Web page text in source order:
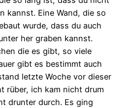
kannst. Eine Wand, die so
wurde, dass du auch
her graben kannst.
die es gibt, so viele
gibt es bestimmt auch
letzte Woche vor dieser
rüber, ich kam nicht drum
drunter durch. Es ging